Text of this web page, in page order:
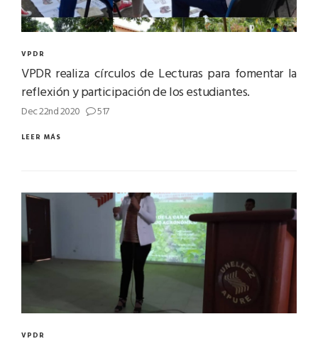
VPDR
VPDR realiza círculos de Lecturas para fomentar la
reflexión y participación de los estudiantes.
Dec 22nd 2020 517
LEER MÁS
VPDR